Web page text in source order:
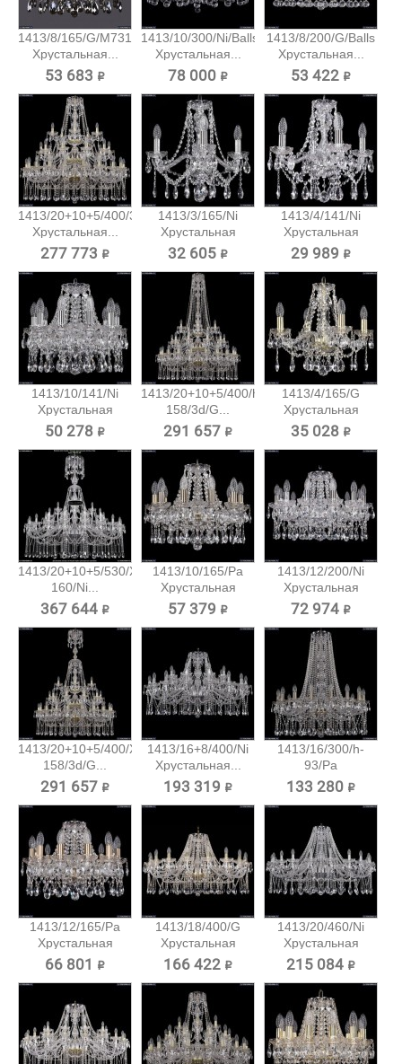
1413/8/165/G/M731
Хрустальная...
53 683 ₽
1413/10/300/Ni/Balls
Хрустальная...
78 000 ₽
1413/8/200/G/Balls
Хрустальная...
53 422 ₽
1413/20+10+5/400/3d/G
Хрустальная...
277 773 ₽
1413/3/165/Ni
Хрустальная
подвесная...
32 605 ₽
1413/4/141/Ni
Хрустальная
подвесная...
29 989 ₽
1413/10/141/Ni
Хрустальная
подвесная...
50 278 ₽
1413/20+10+5/400/h-
158/3d/G...
291 657 ₽
1413/4/165/G
Хрустальная
подвесная...
35 028 ₽
1413/20+10+5/530/XL-
160/Ni...
367 644 ₽
1413/10/165/Pa
Хрустальная
подвесная...
57 379 ₽
1413/12/200/Ni
Хрустальная
подвесная...
72 974 ₽
1413/20+10+5/400/XL-
158/3d/G...
291 657 ₽
1413/16+8/400/Ni
Хрустальная...
193 319 ₽
1413/16/300/h-
93/Pa
Хрустальная...
133 280 ₽
1413/12/165/Pa
Хрустальная
подвесная...
66 801 ₽
1413/18/400/G
Хрустальная
подвесная...
166 422 ₽
1413/20/460/Ni
Хрустальная
подвесная...
215 084 ₽